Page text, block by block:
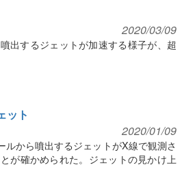
2020/03/09
出するジェットが加速する様子が、超
ット
2020/01/09
から噴出するジェットがX線で観測さ
が確かめられた。ジェットの見かけ上